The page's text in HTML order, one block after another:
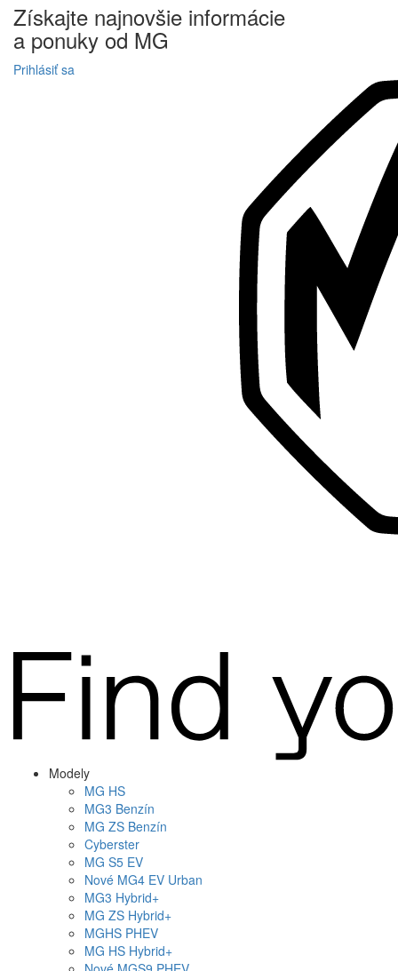
Získajte najnovšie informácie
a ponuky od MG
Prihlásiť sa
Modely
MG HS
MG3 Benzín
MG ZS Benzín
Cyberster
MG S5 EV
Nové MG4 EV Urban
MG3 Hybrid+
MG ZS Hybrid+
MGHS PHEV
MG HS Hybrid+